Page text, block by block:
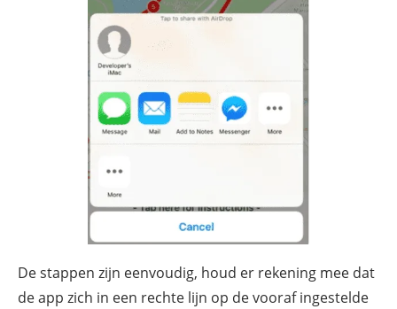
De stappen zijn eenvoudig, houd er rekening mee dat
de app zich in een rechte lijn op de vooraf ingestelde